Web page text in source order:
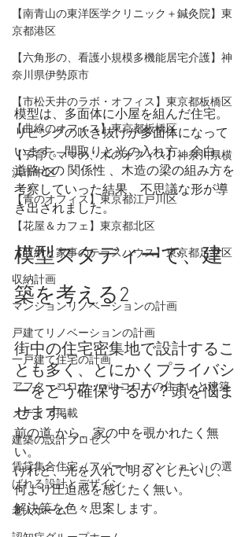
【​南青山の東洋医学クリニック＋鍼灸院】東
京都港区
【六角形の、看護小規模多機能居宅介護】神
奈川県伊勢原市
【市松天井のラボ・オフィス】東京都板橋区
【曲線のオフィス】東京都板橋区
【子育てママの、木のオフィス】神奈川県横
浜市中区
【青のオフィス】東京都江戸川区
【花屋＆カフェ】東京都北区
【収納と家事のテラスハウス】東京都足立区
収納計画
マンションリノベーションの計画
戸建てリノベーションの計画
一戸建て住宅の計画
アフターコロナ・withコロナの住まいと建築
メディア掲載
建築の設計プロセス
賃貸集合住宅（アパート・マンション）の選
ばれる設計とデザイン
老人ホーム
模型は、 多面体に小屋を組んだ住宅。
リビングの吹き抜けが多面体になって
います。間取りと光の入れ方、余白、
道路との 関係性 、 木造の梁の組み方を
考察していった結果、不思議な形が導
き出されました。
模型スタディーで、建
築を考える2
街中の住宅密集地で設計するこ
とも多く、とにかくプライバシ
ーをどう確保するか？頭を悩ま
せます。
前の道 から、家の中を覗かれたく無
い。
けれど、光を入れて明るくしたいし、
何より圧迫感を感じたく無い。
解決策を色々思案します。